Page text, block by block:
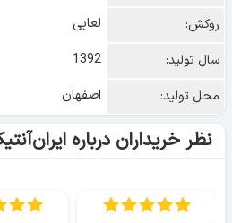
روکش:
لعابی
سال تولید:
1392
محل تولید:
اصفهان
نظر خریداران درباره